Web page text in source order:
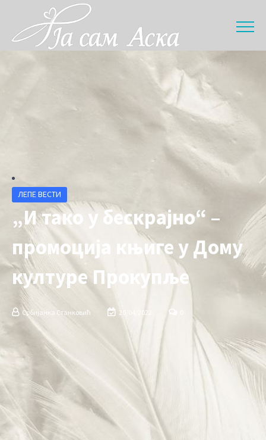
ЛЕПЕ ВЕСТИ
„И тако у бескрајно“ –
промоција књиге у Дому
културе Прокупље
Србијанка Станковић 20/04/2022